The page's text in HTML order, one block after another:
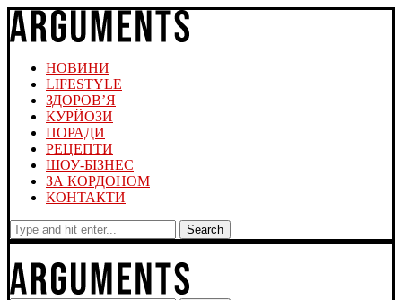
НОВИНИ
LIFESTYLE
ЗДОРОВ’Я
КУРЙОЗИ
ПОРАДИ
РЕЦЕПТИ
ШОУ-БІЗНЕС
ЗА КОРДОНОМ
КОНТАКТИ
Search